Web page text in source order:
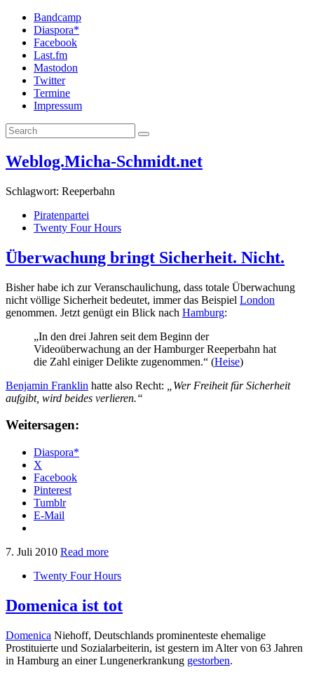
Bandcamp
Diaspora*
Facebook
Last.fm
Mastodon
Twitter
Termine
Impressum
Weblog.Micha-Schmidt.net
Schlagwort: Reeperbahn
Piratenpartei
Twenty Four Hours
Überwachung bringt Sicherheit. Nicht.
Bisher habe ich zur Veranschaulichung, dass totale Überwachung
nicht völlige Sicherheit bedeutet, immer das Beispiel London
genommen. Jetzt genügt ein Blick nach Hamburg:
„In den drei Jahren seit dem Beginn der
Videoüberwachung an der Hamburger Reeperbahn hat
die Zahl einiger Delikte zugenommen.“ (Heise)
Benjamin Franklin hatte also Recht:
„Wer Freiheit für Sicherheit
aufgibt, wird beides verlieren.“
Weitersagen:
Diaspora*
X
Facebook
Pinterest
Tumblr
E-Mail
7. Juli 2010 Read more
Twenty Four Hours
Domenica ist tot
Domenica Niehoff, Deutschlands prominenteste ehemalige
Prostituierte und Sozialarbeiterin, ist gestern im Alter von 63 Jahren
in Hamburg an einer Lungenerkrankung gestorben.